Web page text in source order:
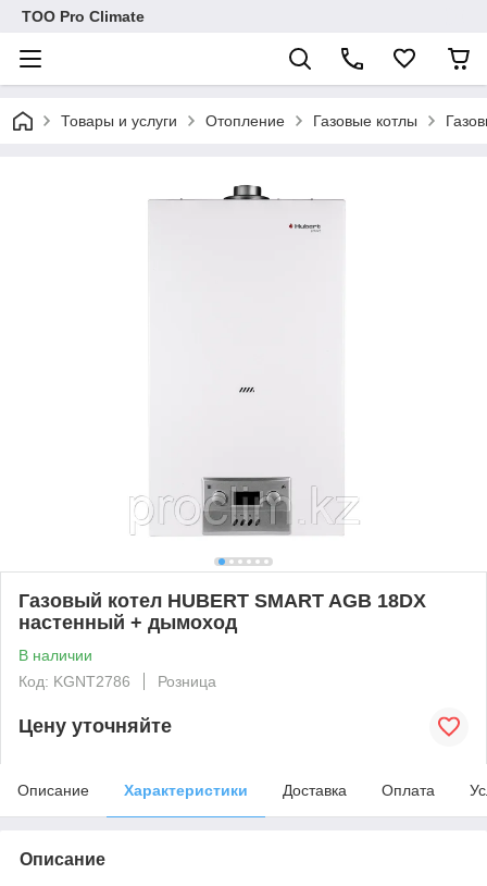
ТОО Pro Climate
Товары и услуги Отопление Газовые котлы
Газовый котел HUBERT SMART AGB 18DX
настенный + дымоход
В наличии
Код: KGNT2786
Розница
Цену уточняйте
Описание Характеристики Доставка Оплата
Описание